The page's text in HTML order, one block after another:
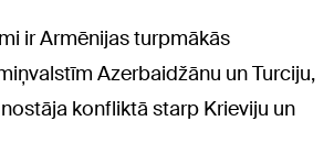
ir Armēnijas turpmākās
Azerbaidžānu un Turciju,
konfliktā starp Krieviju un